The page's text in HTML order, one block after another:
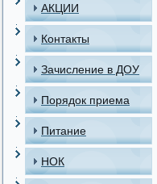
АКЦИИ
Контакты
Зачисление в ДОУ
Порядок приема
детей в МАДОУ
Питание
НОК